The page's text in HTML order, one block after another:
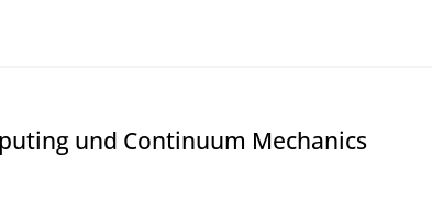
und Continuum Mechanics